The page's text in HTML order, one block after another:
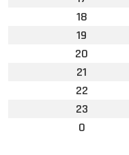
18
19
20
21
22
23
0